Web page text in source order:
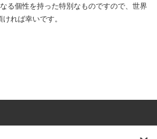
る個性を持った特別なものですので、世界
れば幸いです。